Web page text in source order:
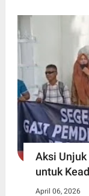
Aksi
untuk
April 06, 2026